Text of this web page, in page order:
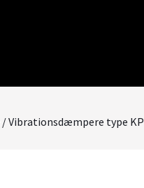
/ Vibrationsdæmpere type KP